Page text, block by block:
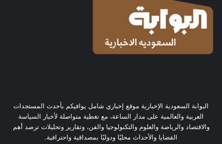
البوابة السعودية الإخبارية موقع إخباري شامل يوافيكم بأحدث المستجدات
العربية والعالمية على مدار الساعة، مع تغطية متواصلة لأخبار السياسة
والاقتصاد والرياضة والعلوم والتكنولوجيا والفن، وتقارير وتحليلات ترصد أهم
القضايا والأحداث محليًا ودوليًا بمصداقية واحترافية.